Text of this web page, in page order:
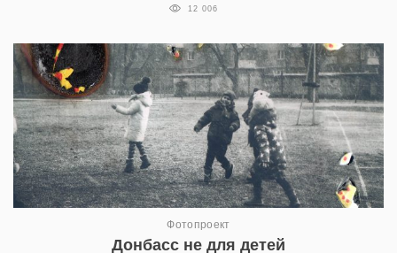
12 006
Фотопроект
Донбасс не для детей